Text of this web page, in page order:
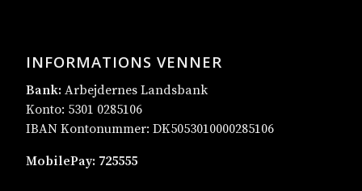
INFORMATIONS VENNER
Bank: Arbejdernes Landsbank
Konto: 5301 0285106
IBAN Kontonummer: DK5053010000285106
MobilePay: 725555